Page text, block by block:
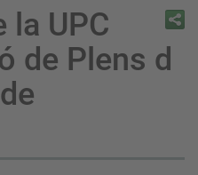
la UPC
de Plens d